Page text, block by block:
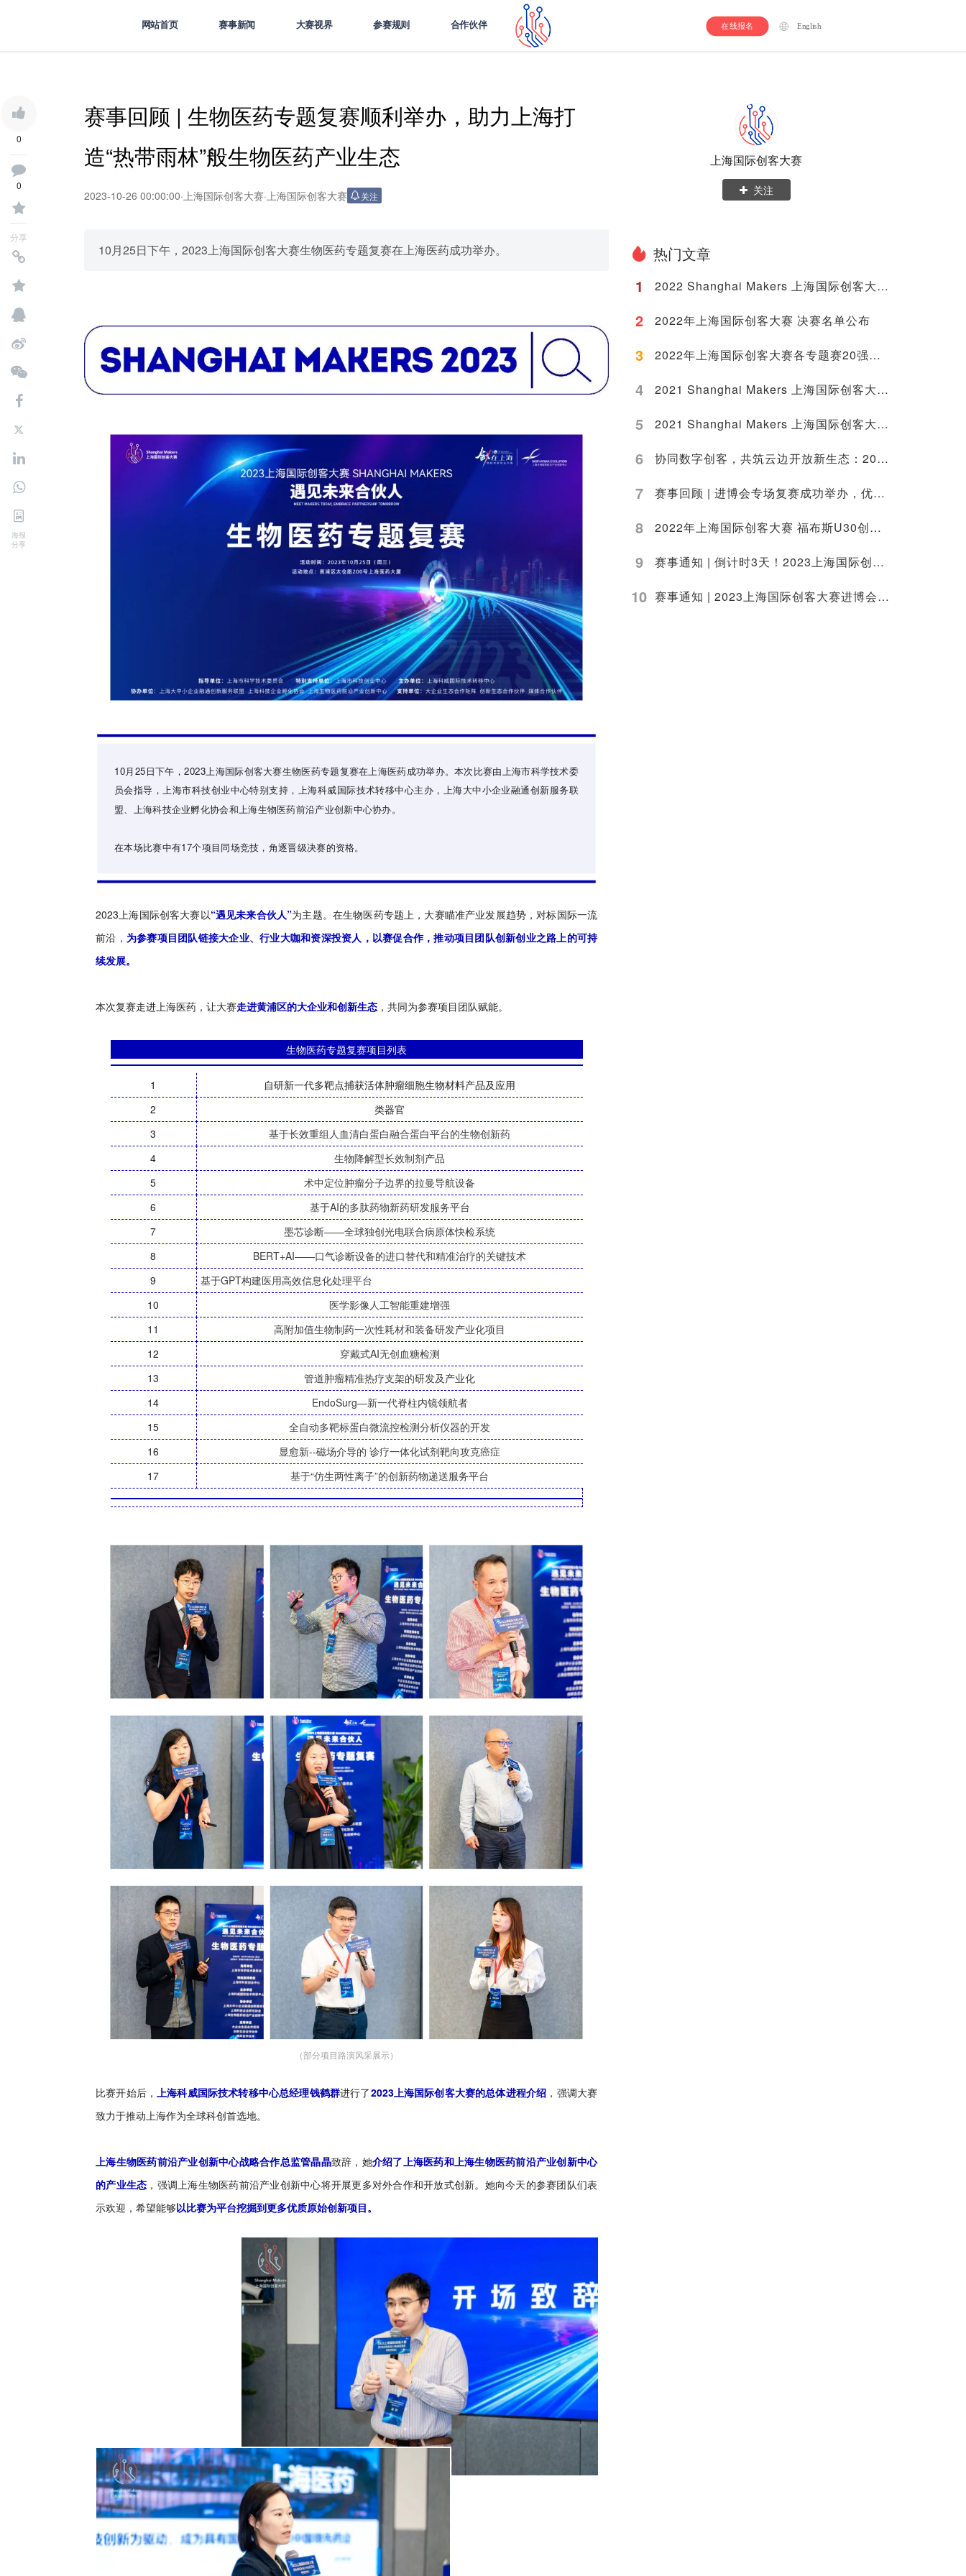
网站首页 赛事新闻 大赛视界 参赛规则 合作伙伴 在线报名 English
0
0
分享
海报
分享
赛事回顾 | 生物医药专题复赛顺利举办，助力上海打
造“热带雨林”般生物医药产业生态
2023-10-26 00:00:00·上海国际创客大赛·上海国际创客大赛 关注
10月25日下午，2023上海国际创客大赛生物医药专题复赛在上海医药成功举办。
10月25日下午，2023上海国际创客大赛生物医药专题复赛在上海医药成功举办。本次比赛由上海市科学技术委
员会指导，上海市科技创业中心特别支持，上海科威国际技术转移中心主办，上海大中小企业融通创新服务联
盟、上海科技企业孵化协会和上海生物医药前沿产业创新中心协办。
在本场比赛中有17个项目同场竞技，角逐晋级决赛的资格。
2023上海国际创客大赛以“遇见未来合伙人”为主题。在生物医药专题上，大赛瞄准产业发展趋势，对标国际一流
前沿， 为参赛项目团队链接大企业、行业大咖和资深投资人，以赛促合作，推动项目团队创新创业之路上的可持
续发展。
本次复赛走进上海医药，让大赛走进黄浦区的大企业和创新生态 ，共同为参赛项目团队赋能。
生物医药专题复赛项目列表
1
自研新一代多靶点捕获活体肿瘤细胞生物材料产品及应用
2
类器官
3
基于长效重组人血清白蛋白融合蛋白平台的生物创新药
4
生物降解型长效制剂产品
5
术中定位肿瘤分子边界的拉曼导航设备
6
基于AI的多肽药物新药研发服务平台
7
墨芯诊断——全球独创光电联合病原体快检系统
8
BERT+AI——口气诊断设备的进口替代和精准治疗的关键技术
9
基于GPT构建医用高效信息化处理平台
10
医学影像人工智能重建增强
11
高附加值生物制药一次性耗材和装备研发产业化项目
12
穿戴式AI无创血糖检测
13
管道肿瘤精准热疗支架的研发及产业化
14
EndoSurg—新一代脊柱内镜领航者
15
全自动多靶标蛋白微流控检测分析仪器的开发
16
显愈新--磁场介导的 诊疗一体化试剂靶向攻克癌症
17
基于“仿生两性离子”的创新药物递送服务平台
（部分项目路演风采展示）
比赛开始后，上海科威国际技术转移中心总经理钱鹤群进行了2023上海国际创客大赛的总体进程介绍 ，强调大赛
致力于推动上海作为全球科创首选地。
上海生物医药前沿产业创新中心战略合作总监管晶晶致辞，她介绍了上海医药和上海生物医药前沿产业创新中心
的产业生态 ，强调上海生物医药前沿产业创新中心将开展更多对外合作和开放式创新。她向今天的参赛团队们表
示欢迎，希望能够以比赛为平台挖掘到更多优质原始创新项目。
上海国际创客大赛
关注
热门文章
1
2022 Shanghai Makers 上海国际创客大赛 顺利闭幕！
2 2022年上海国际创客大赛 决赛名单公布
3 2022年上海国际创客大赛各专题赛20强公布！
4 2021 Shanghai Makers 上海国际创客大赛Demo Day展出中！
5 2021 Shanghai Makers 上海国际创客大赛 顺利闭幕！
6 协同数字创客，共筑云边开放新生态：2021上海国际创客大赛EdgeX中国挑战赛现场开发路演成功举办
7 赛事回顾 | 进博会专场复赛成功举办，优秀项目路演将亮相进博会
8 2022年上海国际创客大赛 福布斯U30创业说 赛前培训活动成功举办
9 赛事通知 | 倒计时3天！2023上海国际创客大赛绿色低碳专题复赛即将启动
10 赛事通知 | 2023上海国际创客大赛进博会专场复赛即将启动